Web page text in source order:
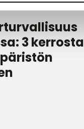
3 kerrosta